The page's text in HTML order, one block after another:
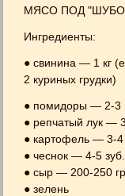
МЯСО ПОД
Ингредиенты:
● свинина — 1 кг
2 куриных грудки)
● помидоры — 2-3
● репчатый лук —
● картофель — 3-4
● чеснок — 4-5 зуб.
● сыр — 200-250 гр.
● зелень